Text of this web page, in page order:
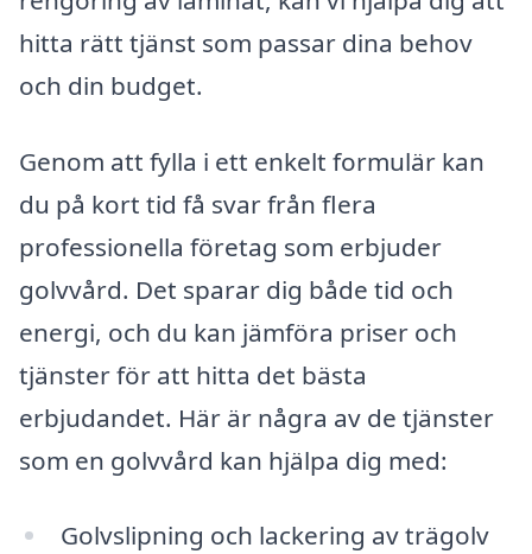
hitta rätt tjänst som passar dina behov
och din budget.
Genom att fylla i ett enkelt formulär kan
du på kort tid få svar från flera
professionella företag som erbjuder
golvvård. Det sparar dig både tid och
energi, och du kan jämföra priser och
tjänster för att hitta det bästa
erbjudandet. Här är några av de tjänster
som en golvvård kan hjälpa dig med:
Golvslipning och lackering av trägolv